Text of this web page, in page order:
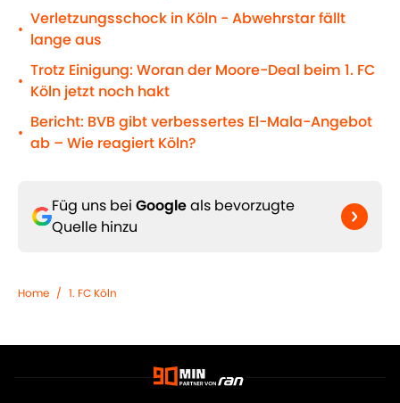
•
Verletzungsschock in Köln - Abwehrstar fällt
lange aus
•
Trotz Einigung: Woran der Moore-Deal beim 1. FC
Köln jetzt noch hakt
•
Bericht: BVB gibt verbessertes El-Mala-Angebot
ab – Wie reagiert Köln?
Füg uns bei Googleals bevorzugte
Quelle hinzu
Home / 1. FC Köln